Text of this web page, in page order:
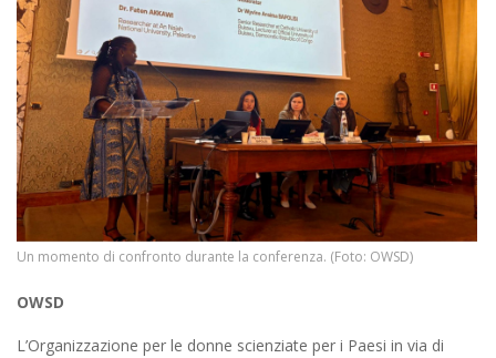
Un momento di confronto durante la conferenza. (Foto: OWSD)
OWSD
L’Organizzazione per le donne scienziate per i Paesi in via di